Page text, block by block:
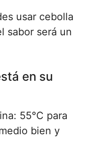
usar cebolla
sabor será un
en su
55°C para
bien y